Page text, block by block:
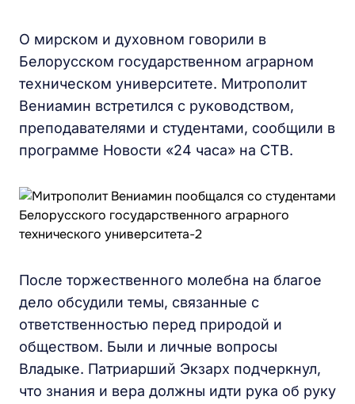
О мирском и духовном говорили в
Белорусском государственном аграрном
техническом университете. Митрополит
Вениамин встретился с руководством,
преподавателями и студентами, сообщили в
программе Новости «24 часа» на СТВ.
После торжественного молебна на благое
дело обсудили темы, связанные с
ответственностью перед природой и
обществом. Были и личные вопросы
Владыке. Патриарший Экзарх подчеркнул,
что знания и вера должны идти рука об руку